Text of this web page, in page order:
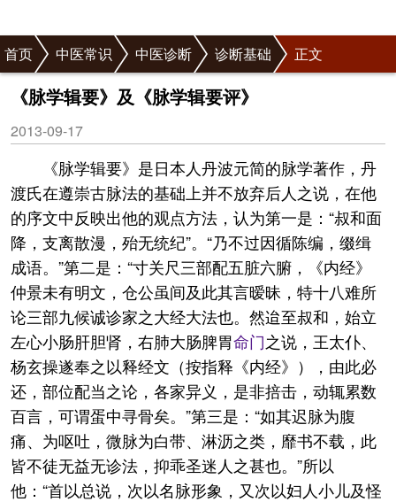
首页 中医常识 中医诊断 诊断基础 正文
《脉学辑要》及《脉学辑要评》
2013-09-17
《脉学辑要》是日本人丹波元简的脉学著作，丹
渡氏在遵崇古脉法的基础上并不放弃后人之说，在他
的序文中反映出他的观点方法，认为第一是：“叔和面
降，支离散漫，殆无统纪”。“乃不过因循陈编，缀缉
成语。”第二是：“寸关尺三部配五脏六腑，《内经》
仲景未有明文，仓公虽间及此其言暧昧，特十八难所
论三部九候诚诊家之大经大法也。然迨至叔和，始立
左心小肠肝胆肾，右肺大肠脾胃命门之说，王太仆、
杨玄操遂奉之以释经文（按指释《内经》），由此必
还，部位配当之论，各家异义，是非掊击，动辄累数
百言，可谓蛋中寻骨矣。”第三是：“如其迟脉为腹
痛、为呕吐，微脉为白带、淋沥之类，靡书不载，此
皆不徒无益无诊法，抑乖圣迷人之甚也。”所以
他：“首以总说，次以名脉形象，又次以妇人小儿及怪